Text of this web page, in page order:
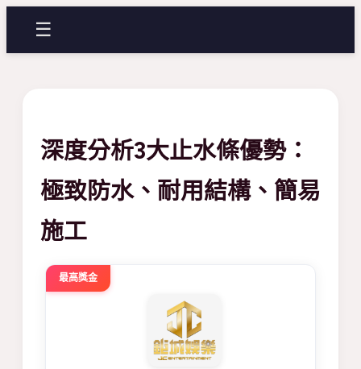
☰
深度分析3大止水條優勢：
極致防水、耐用結構、簡易
施工
最高獎金